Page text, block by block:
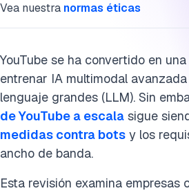
Vea nuestra normas éticas
YouTube se ha convertido en
entrenar IA multimodal
lenguaje grandes (LLM). Sin
de YouTube a escala sigue
medidas contra bots y los
ancho de banda.
Esta revisión examina empresas